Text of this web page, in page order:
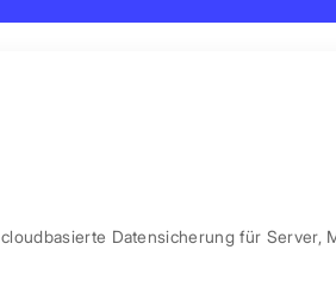
Datensicherung für Server,